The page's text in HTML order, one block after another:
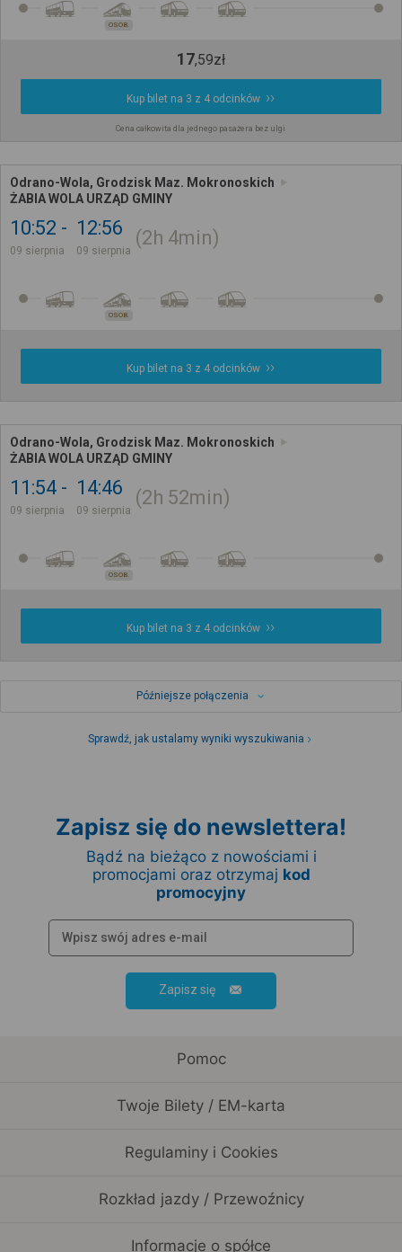
OSOB.
17,59zł
Kup bilet na 3 z 4 odcinków
Cena całkowita dla jednego pasażera bez ulgi
Odrano-Wola, Grodzisk Maz. Mokronoskich
ŻABIA WOLA URZĄD GMINY
10:52
09 sierpnia
12:56
09 sierpnia
2h 4min
OSOB.
Kup bilet na 3 z 4 odcinków
Odrano-Wola, Grodzisk Maz. Mokronoskich
ŻABIA WOLA URZĄD GMINY
11:54
09 sierpnia
14:46
09 sierpnia
2h 52min
OSOB.
Kup bilet na 3 z 4 odcinków
Późniejsze połączenia
Sprawdź, jak ustalamy wyniki wyszukiwania
Zapisz się do newslettera!
Bądź na bieżąco z nowościami i
promocjami oraz otrzymaj kod
promocyjny
Zapisz się
Pomoc
Twoje Bilety / EM-karta
Regulaminy i Cookies
Rozkład jazdy / Przewoźnicy
Informacje o spółce